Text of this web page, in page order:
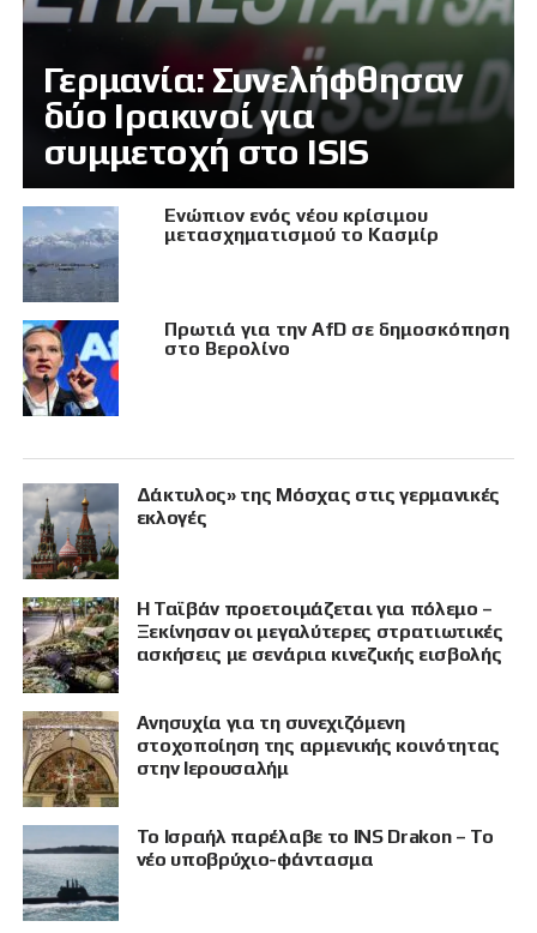
Γερμανία: Συνελήφθησαν
δύο Ιρακινοί για
συμμετοχή στο ISIS
Eνώπιον ενός νέου κρίσιμου
μετασχηματισμού το Κασμίρ
Πρωτιά για την AfD σε δημοσκόπηση
στο Βερολίνο
Δάκτυλος» της Μόσχας στις γερμανικές
εκλογές
Η Ταϊβάν προετοιμάζεται για πόλεμο –
Ξεκίνησαν οι μεγαλύτερες στρατιωτικές
ασκήσεις με σενάρια κινεζικής εισβολής
Ανησυχία για τη συνεχιζόμενη
στοχοποίηση της αρμενικής κοινότητας
στην Ιερουσαλήμ
Το Ισραήλ παρέλαβε το INS Drakon – Το
νέο υποβρύχιο-φάντασμα